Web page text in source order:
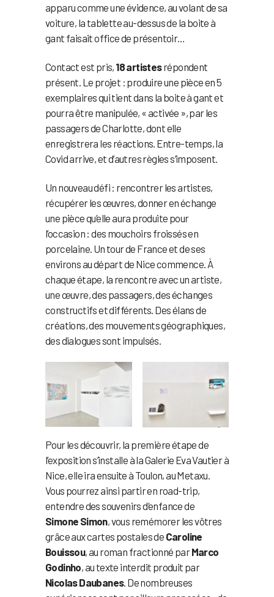
apparu comme une évidence, au volant de sa
voiture, la tablette au-dessus de la boite à
gant faisait office de présentoir…
Contact est pris, 18 artistesrépondent
présent. Le projet : produire une pièce en 5
exemplaires qui tient dans la boite à gant et
pourra être manipulée, « activée », par les
passagers de Charlotte, dont elle
enregistrera les réactions. Entre-temps, la
Covid arrive, et d’autres règles s’imposent.
Un nouveau défi : rencontrer les artistes,
récupérer les œuvres, donner en échange
une pièce qu’elle aura produite pour
l’occasion : des mouchoirs froissés en
porcelaine. Un tour de France et de ses
environs au départ de Nice commence. À
chaque étape, la rencontre avec un artiste,
une œuvre, des passagers, des échanges
constructifs et différents. Des élans de
créations, des mouvements géographiques,
des dialogues sont impulsés.
Pour les découvrir, la première étape de
l’exposition s’installe à la Galerie Eva Vautier à
Nice, elle ira ensuite à Toulon, au Metaxu.
Vous pourrez ainsi partir en road-trip,
entendre des souvenirs d’enfance de
Simone Simon, vous remémorer les vôtres
grâce aux cartes postales de Caroline
Bouissou, au roman fractionné parMarco
Godinho, au texte interdit produit par
Nicolas Daubanes. De nombreuses